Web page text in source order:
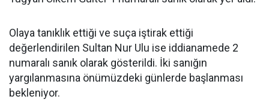
Olaya tanıklık ettiği ve suça iştirak ettiği
değerlendirilen Sultan Nur Ulu ise iddianamede 2
numaralı sanık olarak gösterildi. İki sanığın
yargılanmasına önümüzdeki günlerde başlanması
bekleniyor.